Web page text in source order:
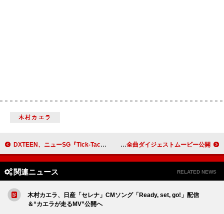
木村カエラ
DXTEEN、ニューSG『Tick-Tack』リリース決定 サカナクション、ライブ【SAKANAQUARIUM 2024 “turn”】全曲ダイジェストムービー公開
関連ニュース RELATED NEWS
木村カエラ、日産「セレナ」CMソング「Ready, set, go!」配信
＆“カエラが走るMV”公開へ